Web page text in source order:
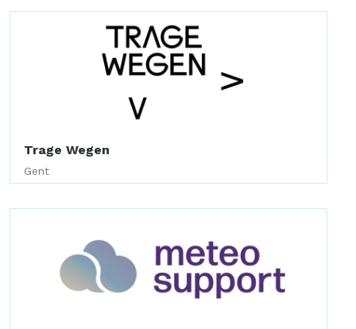
Trage Wegen
Gent